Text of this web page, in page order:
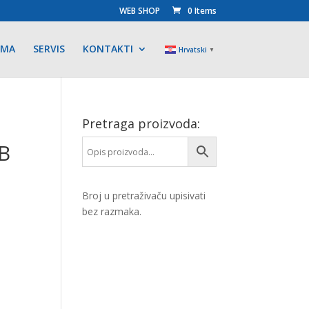
WEB SHOP 0 Items
SERVIS KONTAKTI Hrvatski ▼
Pretraga proizvoda:
Broj u pretraživaču upisivati
bez razmaka.